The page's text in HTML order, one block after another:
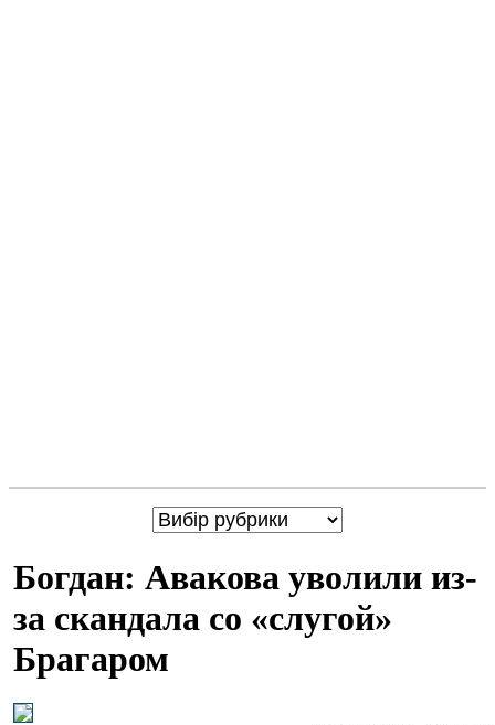
Богдан: Авакова уволили из-
за скандала со «слугой»
Брагаром